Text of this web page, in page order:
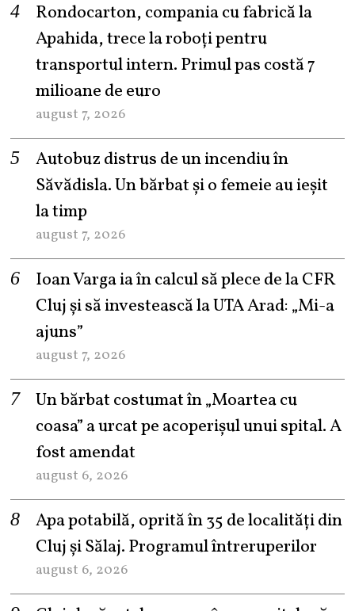
Rondocarton, compania cu fabrică la
Apahida, trece la roboți pentru
transportul intern. Primul pas costă 7
milioane de euro
august 7, 2026
Autobuz distrus de un incendiu în
Săvădisla. Un bărbat și o femeie au ieșit
la timp
august 7, 2026
Ioan Varga ia în calcul să plece de la CFR
Cluj și să investească la UTA Arad: „Mi-a
ajuns”
august 7, 2026
Un bărbat costumat în „Moartea cu
coasa” a urcat pe acoperișul unui spital. A
fost amendat
august 6, 2026
Apa potabilă, oprită în 35 de localități din
Cluj și Sălaj. Programul întreruperilor
august 6, 2026